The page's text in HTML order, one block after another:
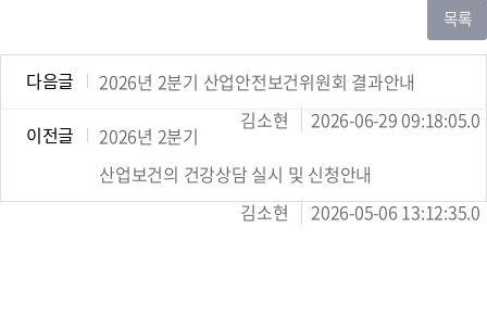
다음글
2026년 2분기 산업안전보건위원회 결과안내
김소현
2026-06-29 09:18:05.0
이전글
2026년 2분기
산업보건의 건강상담 실시 및 신청안내
김소현
2026-05-06 13:12:35.0